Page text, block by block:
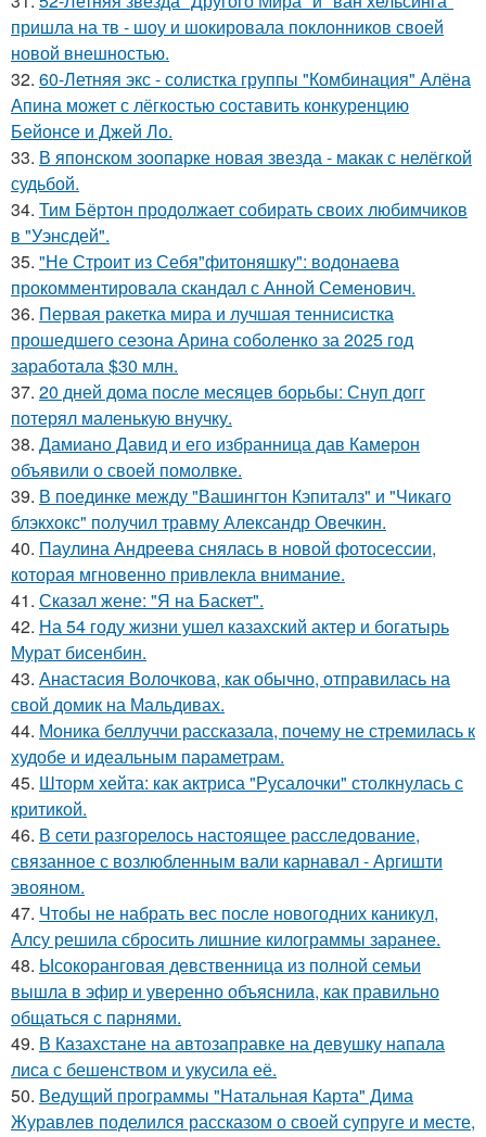
пришла на тв - шоу и шокировала поклонников своей
новой внешностью.
32. 60-Летняя экс - солистка группы "Комбинация" Алёна
Апина может с лёгкостью составить конкуренцию
Бейонсе и Джей Ло.
33. В японском зоопарке новая звезда - макак с нелёгкой
судьбой.
34. Тим Бёртон продолжает собирать своих любимчиков
в "Уэнсдей".
35. "Не Строит из Себя"фитоняшку": водонаева
прокомментировала скандал с Анной Семенович.
36. Первая ракетка мира и лучшая теннисистка
прошедшего сезона Арина соболенко за 2025 год
заработала $30 млн.
37. 20 дней дома после месяцев борьбы: Снуп догг
потерял маленькую внучку.
38. Дамиано Давид и его избранница дав Камерон
объявили о своей помолвке.
39. В поединке между "Вашингтон Кэпиталз" и "Чикаго
блэкхокс" получил травму Александр Овечкин.
40. Паулина Андреева снялась в новой фотосессии,
которая мгновенно привлекла внимание.
41. Сказал жене: "Я на Баскет".
42. На 54 году жизни ушел казахский актер и богатырь
Мурат бисенбин.
43. Анастасия Волочкова, как обычно, отправилась на
свой домик на Мальдивах.
44. Моника беллуччи рассказала, почему не стремилась к
худобе и идеальным параметрам.
45. Шторм хейта: как актриса "Русалочки" столкнулась с
критикой.
46. В сети разгорелось настоящее расследование,
связанное с возлюбленным вали карнавал - Аргишти
эвояном.
47. Чтобы не набрать вес после новогодних каникул,
Алсу решила сбросить лишние килограммы заранее.
48. Ысокоранговая девственница из полной семьи
вышла в эфир и уверенно объяснила, как правильно
общаться с парнями.
49. В Казахстане на автозаправке на девушку напала
лиса с бешенством и укусила её.
50. Ведущий программы "Натальная Карта" Дима
Журавлев поделился рассказом о своей супруге и месте,